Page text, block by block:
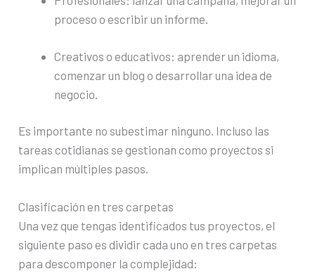
proceso o escribir un informe.
Creativos o educativos: aprender un idioma,
comenzar un blog o desarrollar una idea de
negocio.
Es importante no subestimar ninguno. Incluso las
tareas cotidianas se gestionan como proyectos si
implican múltiples pasos.
Clasificación en tres carpetas
Una vez que tengas identificados tus proyectos, el
siguiente paso es dividir cada uno en tres carpetas
para descomponer la complejidad: